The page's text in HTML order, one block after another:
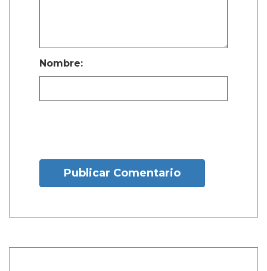
Nombre:
Publicar Comentario